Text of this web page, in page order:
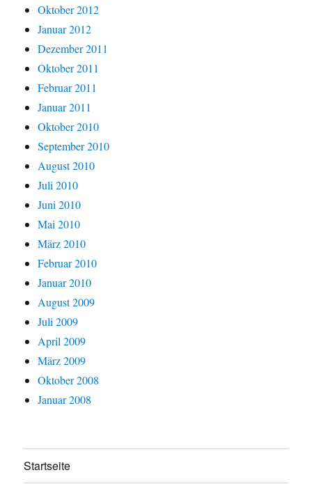
Oktober 2012
Januar 2012
Dezember 2011
Oktober 2011
Februar 2011
Januar 2011
Oktober 2010
September 2010
August 2010
Juli 2010
Juni 2010
Mai 2010
März 2010
Februar 2010
Januar 2010
August 2009
Juli 2009
April 2009
März 2009
Oktober 2008
Januar 2008
Startseite